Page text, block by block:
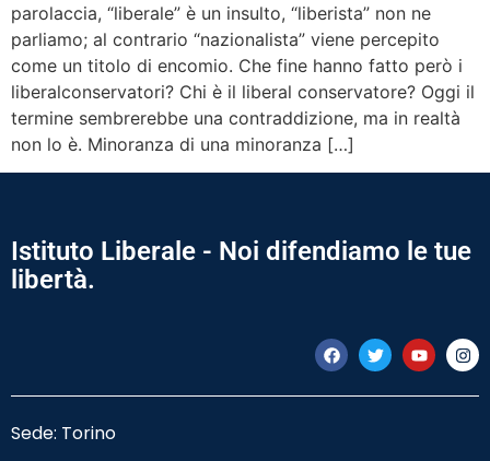
parolaccia, “liberale” è un insulto, “liberista” non ne
parliamo; al contrario “nazionalista” viene percepito
come un titolo di encomio. Che fine hanno fatto però i
liberalconservatori? Chi è il liberal conservatore? Oggi il
termine sembrerebbe una contraddizione, ma in realtà
non lo è. Minoranza di una minoranza […]
Istituto Liberale - Noi difendiamo le tue
libertà.
Sede: Torino